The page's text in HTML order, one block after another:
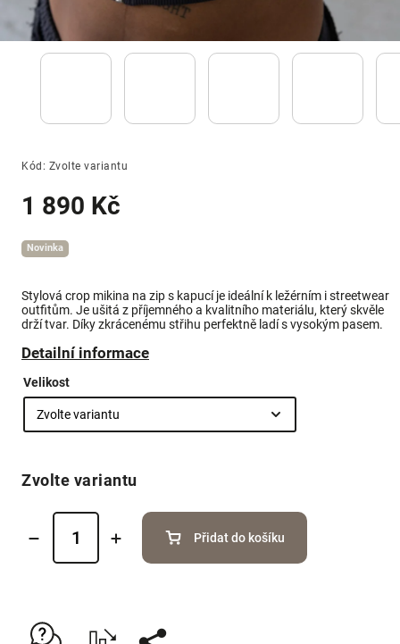
Kód: Zvolte variantu
1 890 Kč
Novinka
Stylová crop mikina na zip s kapucí je ideální k ležérním i streetwear
outfitům. Je ušitá z příjemného a kvalitního materiálu, který skvěle
drží tvar. Díky zkrácenému střihu perfektně ladí s vysokým pasem.
Detailní informace
Velikost
Zvolte variantu
Přidat do košíku